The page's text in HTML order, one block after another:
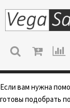
МЕНЮ
Если вам нужна
готовы подобрать